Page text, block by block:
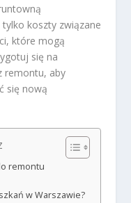
koszty związane
które mogą
się na
remontu, aby
się nową
remontu
w Warszawie?